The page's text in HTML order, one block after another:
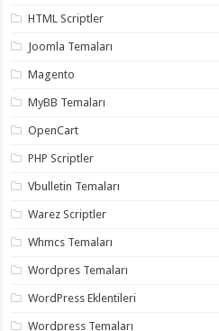
gaziantep
gaziantep
gaziantep
organizasyon
gaziantep
organizasyon
gaziantep
organizasyon
gaziantep
organizasyon,
gaziantep
palyaço,
twitter
takipçi
hilesi
twitter
hilesi
takipçi
HTML Scriptler
Joomla Temaları
Magento
MyBB Temaları
OpenCart
PHP Scriptler
Vbulletin Temaları
Warez Scriptler
Whmcs Temaları
Wordpres Temaları
WordPress Eklentileri
Wordpress Temaları